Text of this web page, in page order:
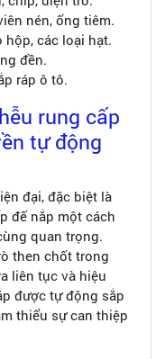
nén, ống tiêm.
hộp, các loại hạt.
đền.
ráp ô tô.
rung cấp
tự động
đại, đặc biệt là
đế nắp một cách
quan trọng.
then chốt trong
liên tục và hiệu
được tự động sắp
thiểu sự can thiệp